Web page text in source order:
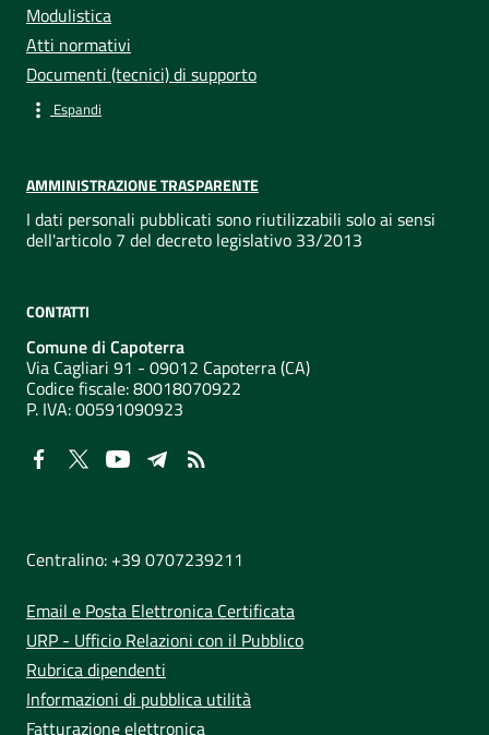
Modulistica
Atti normativi
Documenti (tecnici) di supporto
Espandi
AMMINISTRAZIONE TRASPARENTE
I dati personali pubblicati sono riutilizzabili solo ai sensi
dell'articolo 7 del decreto legislativo 33/2013
CONTATTI
Comune di Capoterra
Via Cagliari 91 - 09012 Capoterra (CA)
Codice fiscale: 80018070922
P. IVA:00591090923
Centralino: +39 0707239211
Email e Posta Elettronica Certificata
URP - Ufficio Relazioni con il Pubblico
Rubrica dipendenti
Informazioni di pubblica utilità
Fatturazione elettronica